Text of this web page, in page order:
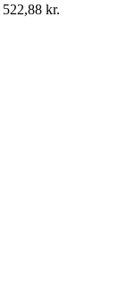
522,88 kr.